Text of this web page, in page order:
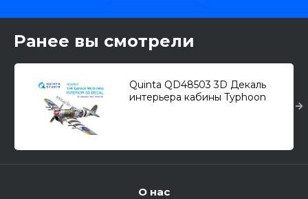
Ранее вы смотрели
Quinta QD48503 3D Декаль
интерьера кабины Typhoon
О нас